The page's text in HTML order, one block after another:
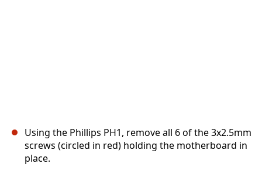
Using the Phillips PH1, remove all 6 of the 3x2.5mm
screws (circled in red) holding the motherboard in
place.